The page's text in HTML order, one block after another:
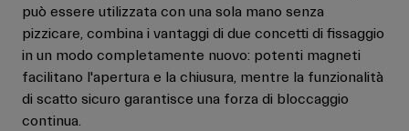
può essere utilizzata con una sola mano senza
pizzicare, combina i vantaggi di due concetti di fissaggio
in un modo completamente nuovo: potenti magneti
facilitano l'apertura e la chiusura, mentre la funzionalità
di scatto sicuro garantisce una forza di bloccaggio
continua.